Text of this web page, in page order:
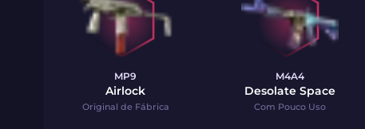
MP9
Airlock
Original de Fábrica
M4A4
Desolate Space
Com Pouco Uso